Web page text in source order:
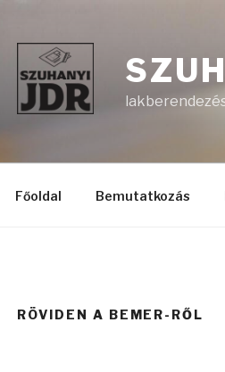
Főoldal Bemutatkozás
RÖVIDEN A BEMER-RŐL